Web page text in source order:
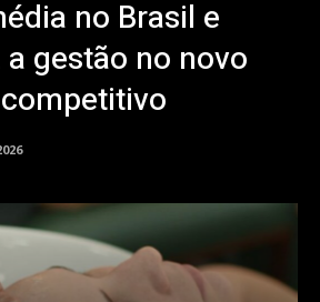
no Brasil e
gestão no novo